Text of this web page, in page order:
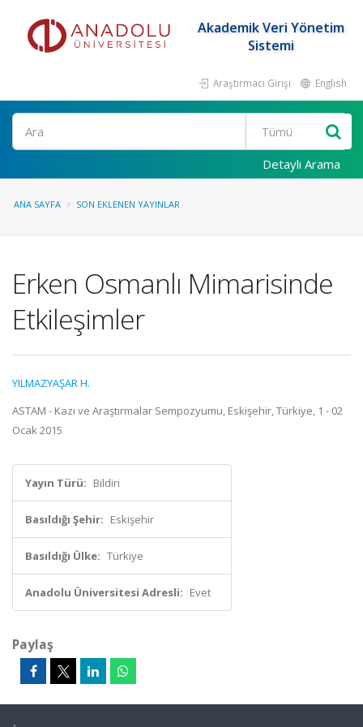
Akademik Veri Yönetim
Sistemi
Araştırmacı Girişi English
Ara
Detaylı Arama
ANA SAYFA SON EKLENEN YAYINLAR
Erken Osmanlı Mimarisinde
Etkileşimler
YILMAZYAŞAR H.
ASTAM - Kazı ve Araştırmalar Sempozyumu, Eskişehir, Türkiye, 1 - 02
Ocak 2015
Yayın Türü: Bildiri
Basıldığı Şehir: Eskişehir
Basıldığı Ülke: Türkiye
Anadolu Üniversitesi Adresli: Evet
Paylaş